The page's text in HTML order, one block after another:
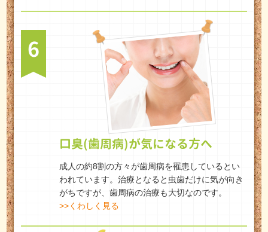
6
口臭(歯周病)が気になる方へ
成人の約8割の方々が歯周病を罹患しているとい
われています。治療となると虫歯だけに気が向き
がちですが、歯周病の治療も大切なのです。
>>くわしく見る